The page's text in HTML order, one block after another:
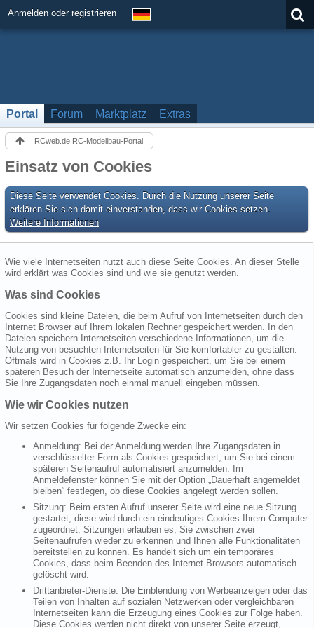
Anmelden oder registrieren
Portal Forum Marktplatz Extras
RCweb.de RC-Modellbau-Portal
Einsatz von Cookies
Diese Seite verwendet Cookies. Durch die Nutzung unserer Seite
erklären Sie sich damit einverstanden, dass wir Cookies setzen.
Weitere Informationen
Wie viele Internetseiten nutzt auch diese Seite Cookies. An dieser Stelle
wird erklärt was Cookies sind und wie sie genutzt werden.
Was sind Cookies
Cookies sind kleine Dateien, die beim Aufruf von Internetseiten durch den
Internet Browser auf Ihrem lokalen Rechner gespeichert werden. In den
Dateien speichern Internetseiten verschiedene Informationen, um die
Nutzung von besuchten Internetseiten für Sie komfortabler zu gestalten.
Oftmals wird in Cookies z.B. Ihr Login gespeichert, um Sie bei einem
späteren Besuch der Internetseite automatisch anzumelden, ohne dass
Sie Ihre Zugangsdaten noch einmal manuell eingeben müssen.
Wie wir Cookies nutzen
Wir setzen Cookies für folgende Zwecke ein:
Anmeldung: Bei der Anmeldung werden Ihre Zugangsdaten in
verschlüsselter Form als Cookies gespeichert, um Sie bei einem
späteren Seitenaufruf automatisiert anzumelden. Im
Anmeldefenster können Sie mit der Option „Dauerhaft angemeldet
bleiben“ festlegen, ob diese Cookies angelegt werden sollen.
Sitzung: Beim ersten Aufruf unserer Seite wird eine neue Sitzung
gestartet, diese wird durch ein eindeutiges Cookies Ihrem Computer
zugeordnet. Sitzungen erlauben es, Sie zwischen zwei
Seitenaufrufen wieder zu erkennen und Ihnen alle Funktionalitäten
bereitstellen zu können. Es handelt sich um ein temporäres
Cookies, dass beim Beenden des Internet Browsers automatisch
gelöscht wird.
Drittanbieter-Dienste: Die Einblendung von Werbeanzeigen oder das
Teilen von Inhalten auf sozialen Netzwerken oder vergleichbaren
Internetseiten kann die Erzeugung eines Cookies zur Folge haben.
Diese Cookies werden nicht direkt von unserer Seite erzeugt,